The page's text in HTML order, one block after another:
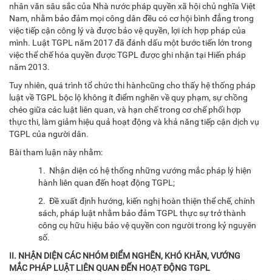
nhân văn sâu sắc của Nhà nước pháp quyền xã hội chủ nghĩa Việt
Nam, nhằm bảo đảm mọi công dân đều có cơ hội bình đẳng trong
việc tiếp cận công lý và được bảo vệ quyền, lợi ích hợp pháp của
mình. Luật TGPL năm 2017 đã đánh dấu một bước tiến lớn trong
việc thể chế hóa quyền được TGPL được ghi nhận tại Hiến pháp
năm 2013.
Tuy nhiên, quá trình tổ chức thi hànhcũng cho thấy hệ thống pháp
luật về TGPL bộc lộ không ít điểm nghẽn về quy phạm, sự chồng
chéo giữa các luật liên quan, và hạn chế trong cơ chế phối hợp
thực thi, làm giảm hiệu quả hoạt động và khả năng tiếp cận dịch vụ
TGPL của người dân.
Bài tham luận này nhằm:
1. Nhận diện có hệ thống những vướng mắc pháp lý hiện
hành liên quan đến hoạt động TGPL;
2. Đề xuất định hướng, kiến nghị hoàn thiện thể chế, chính
sách, pháp luật nhằm bảo đảm TGPL thực sự trở thành
công cụ hữu hiệu bảo vệ quyền con người trong kỷ nguyên
số.
II. NHẬN DIỆN CÁC NHÓM ĐIỂM NGHẼN, KHÓ KHĂN, VƯỚNG
MẮC PHÁP LUẬT LIÊN QUAN ĐẾN HOẠT ĐỘNG TGPL